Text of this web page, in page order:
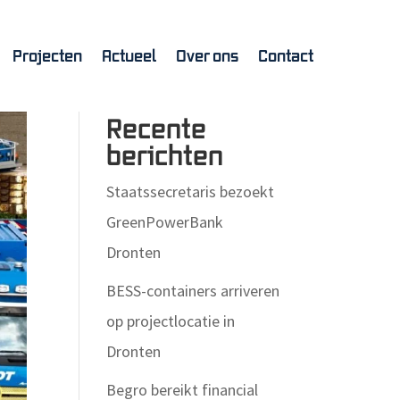
Projecten Actueel Over ons Contact
Recente
berichten
Staatssecretaris bezoekt
GreenPowerBank
Dronten
BESS-containers arriveren
op projectlocatie in
Dronten
Begro bereikt financial